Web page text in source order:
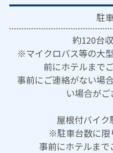
駐
約120台
※マイクロバス等の大
前にホテルまで
事前にご連絡がない場
い場合がご
屋根付バイク
※駐車台数に限
事前にホテルまで